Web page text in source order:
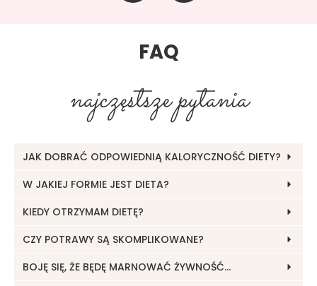
c
b
o
k
-
s
a
m
FAQ
najczęstsze pytania
JAK DOBRAĆ ODPOWIEDNIĄ KALORYCZNOŚĆ DIETY?
W JAKIEJ FORMIE JEST DIETA?
KIEDY OTRZYMAM DIETĘ?
CZY POTRAWY SĄ SKOMPLIKOWANE?
BOJĘ SIĘ, ŻE BĘDĘ MARNOWAĆ ŻYWNOŚĆ…